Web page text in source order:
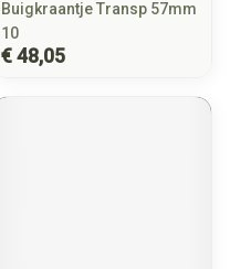
Buigkraantje Transp 57mm
10
€ 48,05